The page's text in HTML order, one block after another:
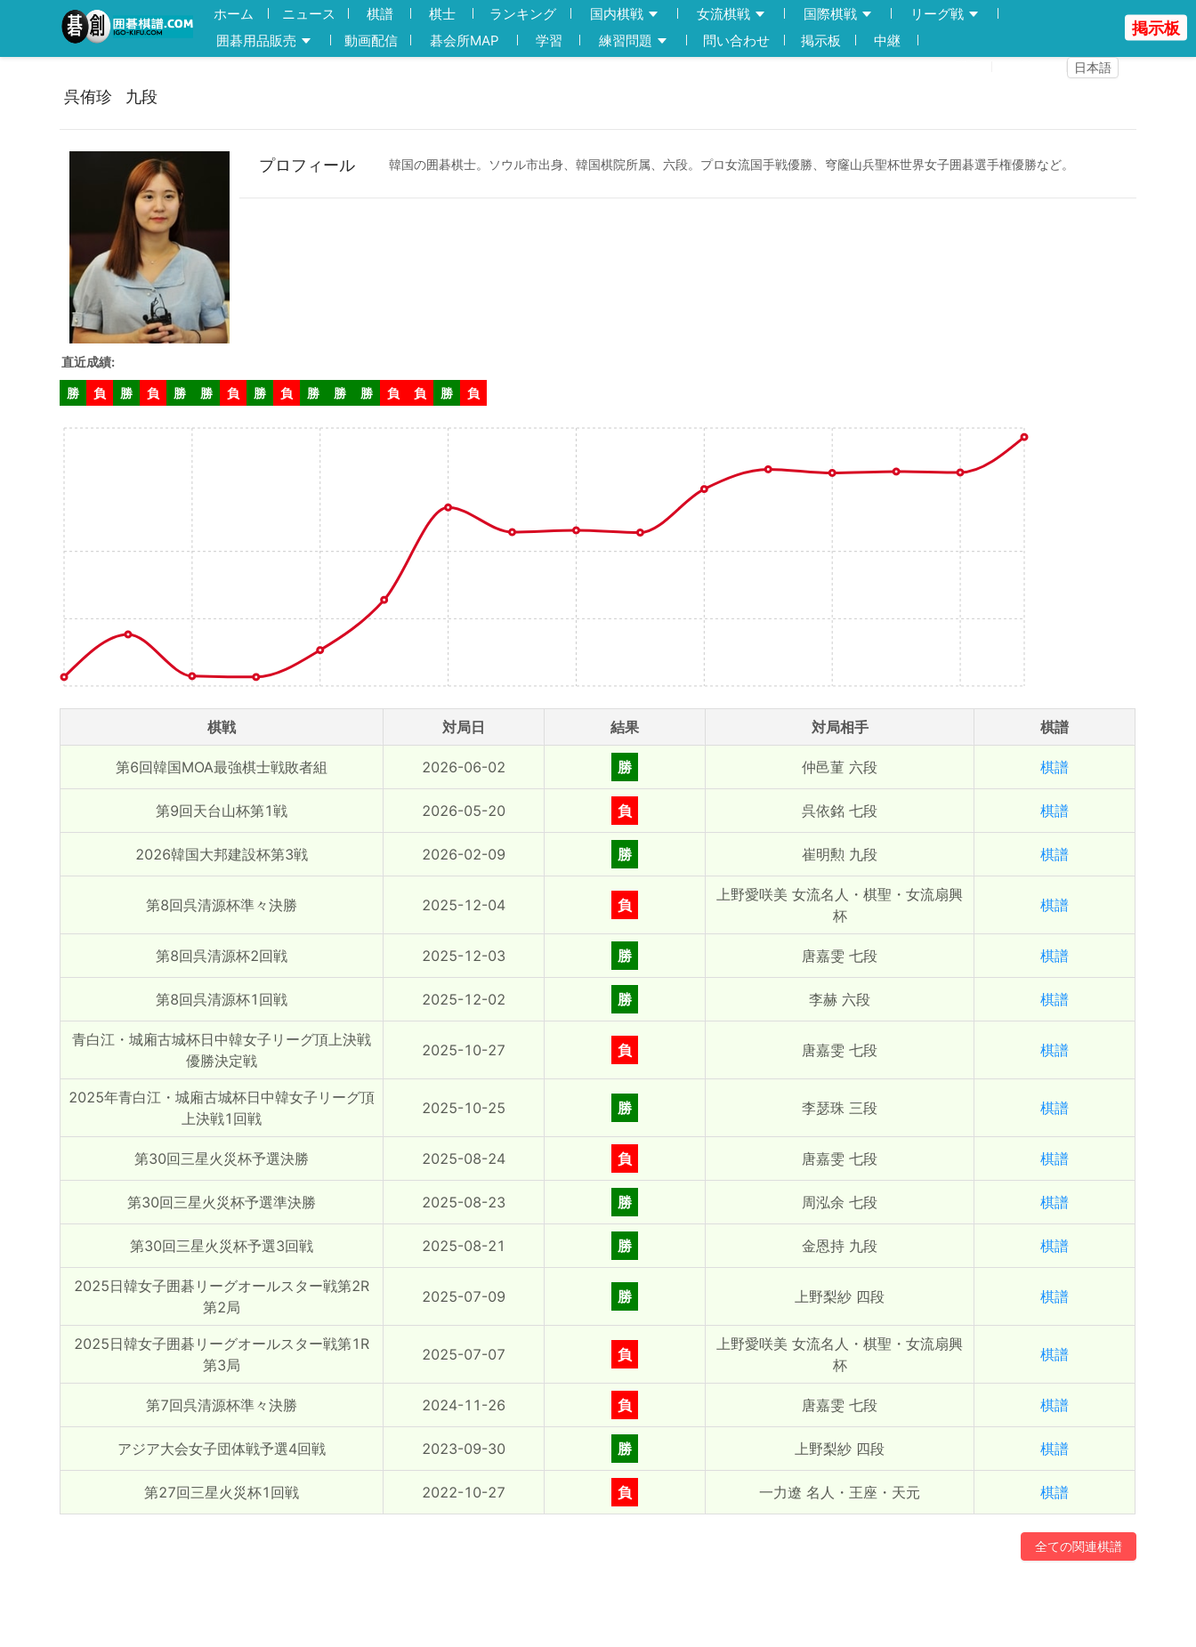
ホーム ニュース 棋譜 棋士 ランキング 国内棋戦 女流棋戦 国際棋戦
リーグ戦
囲碁用品販売
動画配信 碁会所MAP 学習 練習問題 問い合わせ 掲示板
中継
日本語
掲示板
呉侑珍   九段
プロフィール 韓国の囲碁棋士。ソウル市出身、韓国棋院所属、六段。プロ女流国手戦優勝、穹窿山兵聖杯世界女子囲碁選手権優勝など。
直近成績:
勝 負 勝 負 勝 勝 負 勝 負 勝 勝 勝 負 負 勝 負
棋戦 対局日 結果 対局相手 棋譜
第6回韓国MOA最強棋士戦敗者組 2026-06-02 勝 仲邑菫 六段 棋譜
第9回天台山杯第1戦 2026-05-20 負 呉依銘 七段 棋譜
2026韓国大邦建設杯第3戦 2026-02-09 勝 崔明勲 九段 棋譜
第8回呉清源杯準々決勝 2025-12-04 負
上野愛咲美 女流名人・棋聖・女流扇興
杯
棋譜
第8回呉清源杯2回戦 2025-12-03 勝 唐嘉雯 七段 棋譜
第8回呉清源杯1回戦 2025-12-02 勝 李赫 六段 棋譜
青白江・城廂古城杯日中韓女子リーグ頂上決戦
優勝決定戦
2025-10-27 負 唐嘉雯 七段 棋譜
2025年青白江・城廂古城杯日中韓女子リーグ頂
上決戦1回戦
2025-10-25 勝 李瑟珠 三段 棋譜
第30回三星火災杯予選決勝 2025-08-24 負 唐嘉雯 七段 棋譜
第30回三星火災杯予選準決勝 2025-08-23 勝 周泓余 七段 棋譜
第30回三星火災杯予選3回戦 2025-08-21 勝 金恩持 九段 棋譜
2025日韓女子囲碁リーグオールスター戦第2R
第2局
2025-07-09 勝 上野梨紗 四段 棋譜
2025日韓女子囲碁リーグオールスター戦第1R
第3局
2025-07-07 負
上野愛咲美 女流名人・棋聖・女流扇興
杯
棋譜
第7回呉清源杯準々決勝 2024-11-26 負 唐嘉雯 七段 棋譜
アジア大会女子団体戦予選4回戦 2023-09-30 勝 上野梨紗 四段 棋譜
第27回三星火災杯1回戦 2022-10-27 負 一力遼 名人・王座・天元 棋譜
全ての関連棋譜